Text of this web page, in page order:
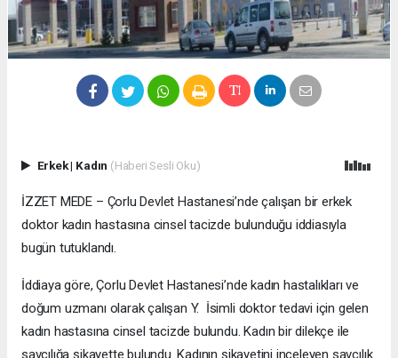
Erkek| Kadın (Haberi Sesli Oku)
İZZET MEDE – Çorlu Devlet Hastanesi’nde çalışan bir erkek
doktor kadın hastasına cinsel tacizde bulunduğu iddiasıyla
bugün tutuklandı.
İddiaya göre, Çorlu Devlet Hastanesi’nde kadın hastalıkları ve
doğum uzmanı olarak çalışan Y. İsimli doktor tedavi için gelen
kadın hastasına cinsel tacizde bulundu. Kadın bir dilekçe ile
savcılığa şikayette bulundu. Kadının şikayetini inceleyen savcılık